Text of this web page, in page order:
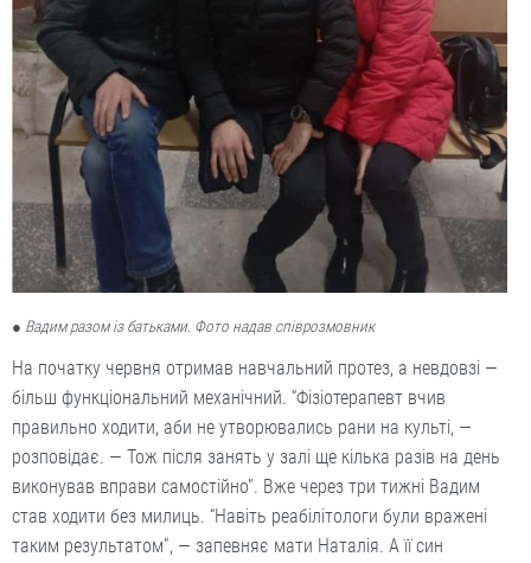
● Вадим разом із батьками. Фото надав співрозмовник
На початку червня отримав навчальний протез, а невдовзі —
більш функціональний механічний. “Фізіотерапевт вчив
правильно ходити, аби не утворювались рани на культі, —
розповідає. — Тож після занять у залі ще кілька разів на день
виконував вправи самостійно”. Вже через три тижні Вадим
став ходити без милиць. “Навіть реабілітологи були вражені
таким результатом”, — запевняє мати Наталія. А її син